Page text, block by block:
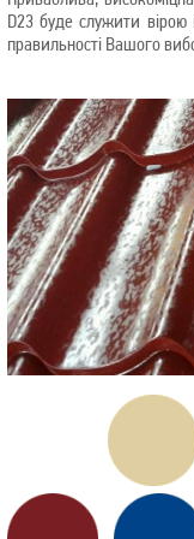
D23 буде служити
правильності Вашого